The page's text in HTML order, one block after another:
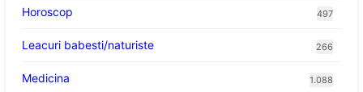
Horoscop 497
Leacuri babesti/naturiste 266
Medicina 1.088